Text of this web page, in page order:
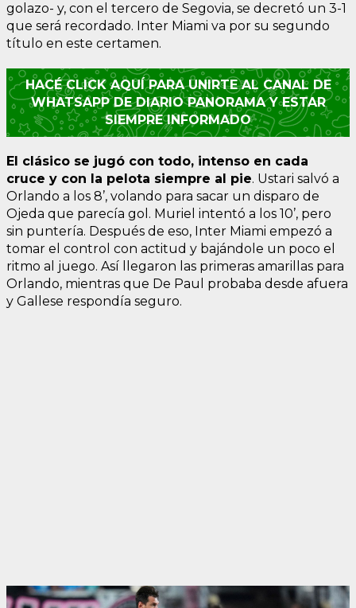
golazo- y, con el tercero de Segovia, se decretó un 3-1
que será recordado. Inter Miami va por su segundo
título en este certamen.
HACÉ CLICK AQUÍ PARA UNIRTE AL CANAL DE
WHATSAPP DE DIARIO PANORAMA Y ESTAR
SIEMPRE INFORMADO
El clásico se jugó con todo, intenso en cada
cruce y con la pelota siempre al pie. Ustari salvó a
Orlando a los 8’, volando para sacar un disparo de
Ojeda que parecía gol. Muriel intentó a los 10’, pero
sin puntería. Después de eso, Inter Miami empezó a
tomar el control con actitud y bajándole un poco el
ritmo al juego. Así llegaron las primeras amarillas para
Orlando, mientras que De Paul probaba desde afuera
y Gallese respondía seguro.